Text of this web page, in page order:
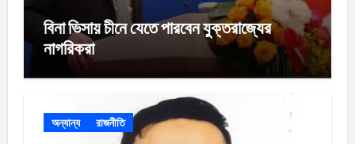
বিনা ভিসায় চীনে যেতে পারবেন যুক্তরাজ্যের
নাগরিকরা
অন্যান্য রাজনীতি